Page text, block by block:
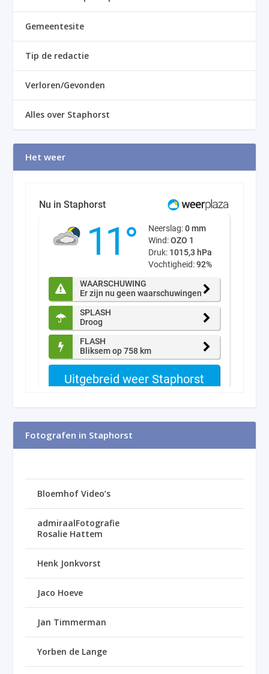
Gemeentesite
Tip de redactie
Verloren/Gevonden
Alles over Staphorst
Het weer
Fotografen in Staphorst
Bloemhof Video’s
admiraalFotografie
Rosalie Hattem
Henk Jonkvorst
Jaco Hoeve
Jan Timmerman
Yorben de Lange